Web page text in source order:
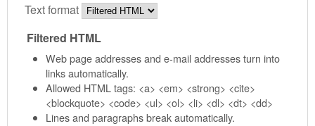
Text format
Filtered HTML
Web page addresses and e-mail addresses turn into
links automatically.
Allowed HTML tags: <a> <em> <strong> <cite>
<blockquote> <code> <ul> <ol> <li> <dl> <dt> <dd>
Lines and paragraphs break automatically.